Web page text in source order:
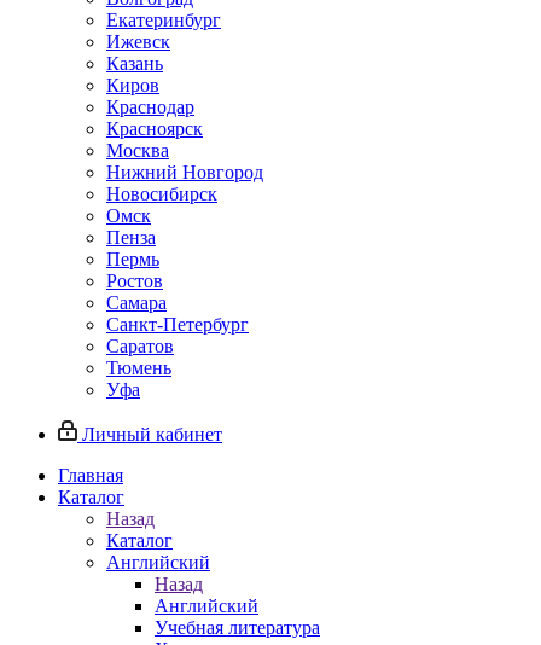
Екатеринбург
Ижевск
Казань
Киров
Краснодар
Красноярск
Москва
Нижний Новгород
Новосибирск
Омск
Пенза
Пермь
Ростов
Самара
Санкт-Петербург
Саратов
Тюмень
Уфа
Личный кабинет
Главная
Каталог
Назад
Каталог
Английский
Назад
Английский
Учебная литература